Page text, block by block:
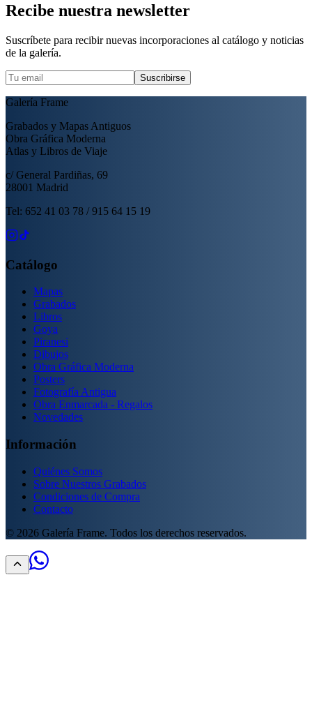
Recibe nuestra newsletter
Suscríbete para recibir nuevas incorporaciones al catálogo y noticias
de la galería.
Suscribirse
Galería Frame
Grabados y Mapas Antiguos
Obra Gráfica Moderna
Atlas y Libros de Viaje
c/ General Pardiñas, 69
28001 Madrid
Tel: 652 41 03 78 / 915 64 15 19
Catálogo
Mapas
Grabados
Libros
Goya
Piranesi
Dibujos
Obra Gráfica Moderna
Posters
Fotografía Antigua
Obra Enmarcada - Regalos
Novedades
Información
Quiénes Somos
Sobre Nuestros Grabados
Condiciones de Compra
Contacto
© 2026 Galería Frame. Todos los derechos reservados.